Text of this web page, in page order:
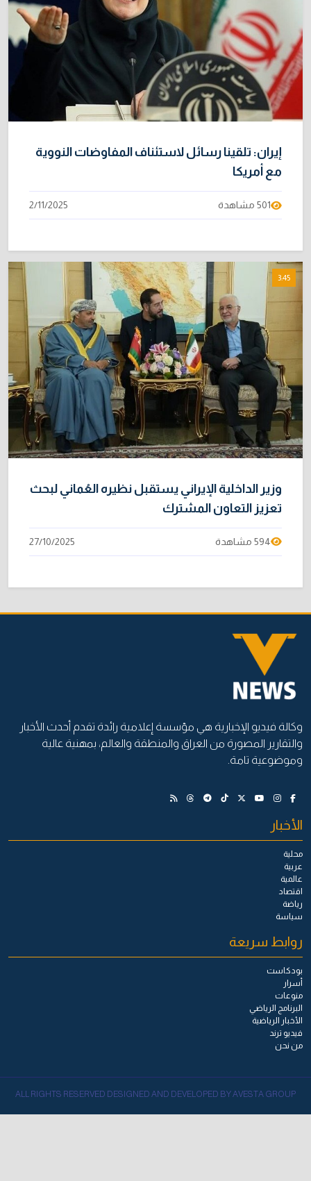
إيران: تلقينا رسائل لاستئناف المفاوضات النووية
مع أمريكا
501 مشاهدة 2/11/2025
3:45
وزير الداخلية الإيراني يستقبل نظيره العُماني لبحث
تعزيز التعاون المشترك
594 مشاهدة 27/10/2025
وكالة فيديو الإخبارية هي مؤسسة إعلامية رائدة تقدم أحدث الأخبار
والتقارير المصورة من العراق والمنطقة والعالم، بمهنية عالية
وموضوعية تامة.
الأخبار
محلية
عربية
عالمية
اقتصاد
رياضة
سياسة
روابط سريعة
بودكاست
أسرار
منوعات
البرنامج الرياضي
الأخبار الرياضية
فيديو ترند
من نحن
ALL RIGHTS RESERVED DESIGNED AND DEVELOPED BY AVESTA GROUP